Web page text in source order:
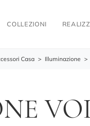
COLLEZIONI
Casa > Illuminazione >